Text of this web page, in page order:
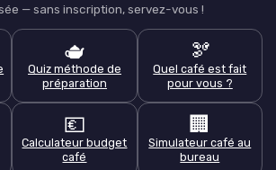
— sans inscription, servez-vous !
🫖
Quiz méthode de
préparation
🫘
Quel café est fait
pour vous ?
💶
Calculateur budget
café
🏢
Simulateur café au
bureau